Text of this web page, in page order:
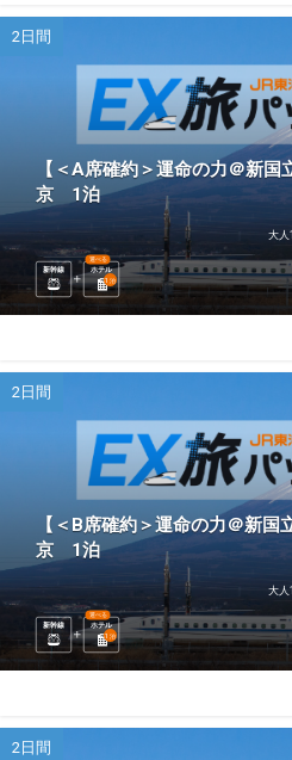
2日間
【＜A席確約＞運命の力＠新
京 1泊
新幹線 ホテル
選べる
1 泊
大人
2日間
【＜B席確約＞運命の力＠新
京 1泊
新幹線 ホテル
選べる
1 泊
大人
2日間